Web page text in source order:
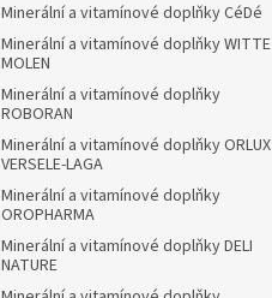
Minerální a vitamínové doplňky CéDé
Minerální a vitamínové doplňky WITTE
MOLEN
Minerální a vitamínové doplňky
ROBORAN
Minerální a vitamínové doplňky ORLUX
VERSELE-LAGA
Minerální a vitamínové doplňky
OROPHARMA
Minerální a vitamínové doplňky DELI
NATURE